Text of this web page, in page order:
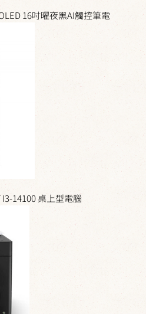
16吋曜夜黑AI觸控筆電
I3-14100 桌上型電腦